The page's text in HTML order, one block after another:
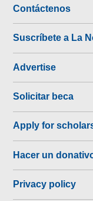
Contáctenos
Suscríbete a La
Advertise
Solicitar beca
Apply for
Hacer un
Privacy policy